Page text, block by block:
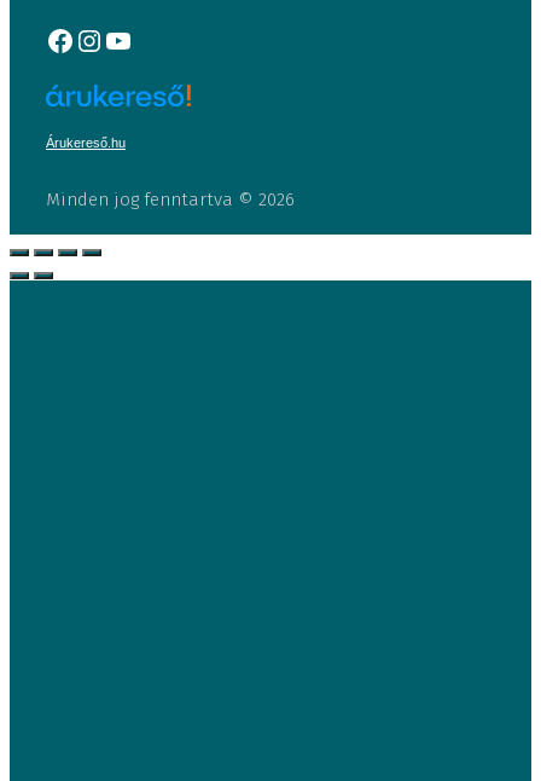
Facebook
Instagram
YouTube
Árukereső.hu
Minden jog fenntartva © 2026